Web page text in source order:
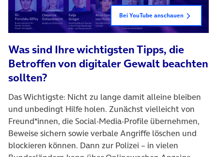
Bei YouTube anschauen
Was sind Ihre wichtigsten Tipps, die
Betroffen von digitaler Gewalt beachten
sollten?
Das Wichtigste: Nicht zu lange damit alleine bleiben
und unbedingt Hilfe holen. Zunächst vielleicht von
Freund*innen, die Social-Media-Profile übernehmen,
Beweise sichern sowie verbale Angriffe löschen und
blockieren können. Dann zur Polizei – in vielen